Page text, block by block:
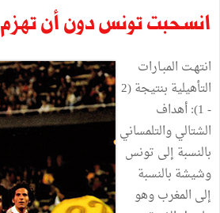
انسحبت تونس دون أن تهزم
انتهـت المبـارات
التأهيلية بنتيجة (2
- 1): أهداف
الشتالي والتلمساني
بالنسبة إلى تونس
وشيشة بالنسبة
إلى المغرب وهو